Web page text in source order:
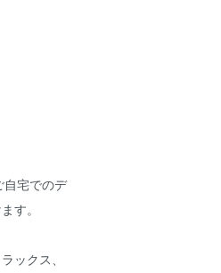
自宅でのデ
す。
ックス、